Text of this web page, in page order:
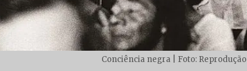
Conciência negra | Foto: Reprodução